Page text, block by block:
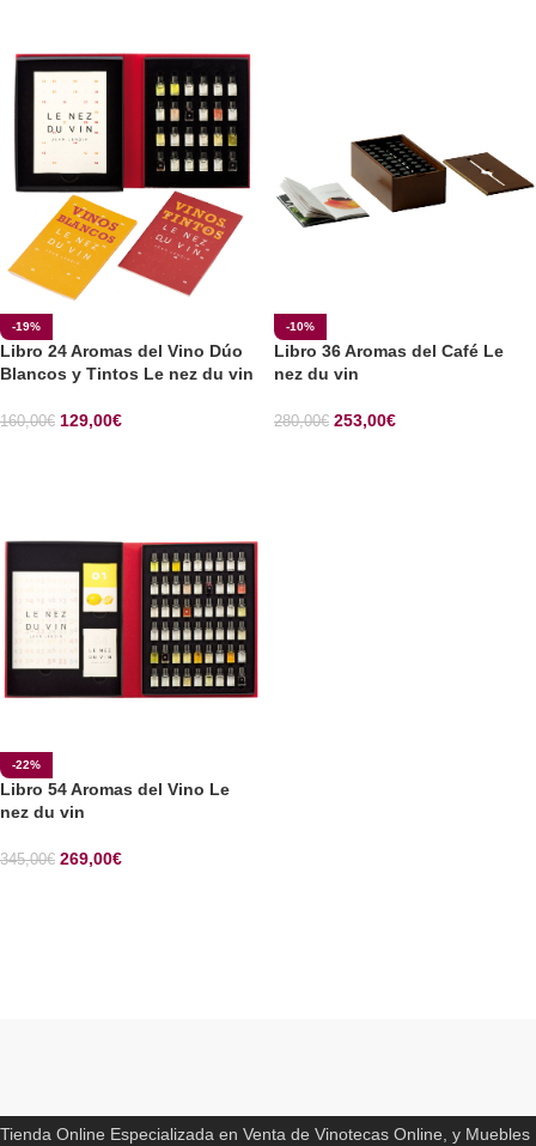
-19%
Libro 24 Aromas del Vino Dúo
Blancos y Tintos Le nez du vin
160,00€ 129,00€
-10%
Libro 36 Aromas del Café Le
nez du vin
280,00€ 253,00€
-22%
Libro 54 Aromas del Vino Le
nez du vin
345,00€ 269,00€
Tienda Online Especializada en Venta de Vinotecas Online, y Muebles